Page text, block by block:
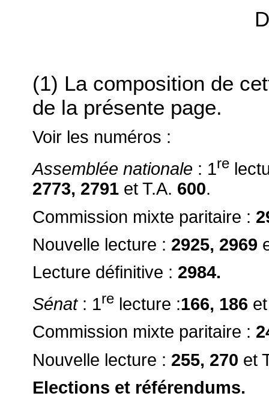
(1) La composition de
de la présente page.
Voir les numéros :
Assemblée nationale : 1re
2773, 2791 et T.A. 600.
Commission mixte paritaire :
Nouvelle lecture : 2925, 2969
Lecture définitive : 2984.
Sénat : 1re lecture :166, 186
Commission mixte paritaire :
Nouvelle lecture : 255, 270 et
Elections et référendums.